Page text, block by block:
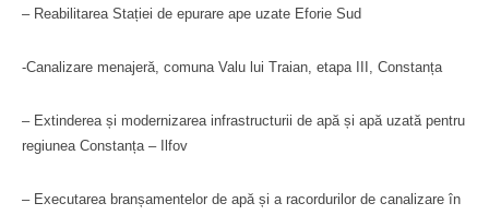
– Reabilitarea Stației de epurare ape uzate Eforie Sud
-Canalizare menajeră, comuna Valu lui Traian, etapa III, Constanța
– Extinderea și modernizarea infrastructurii de apă și apă uzată pentru
regiunea Constanța – Ilfov
– Executarea branșamentelor de apă și a racordurilor de canalizare în